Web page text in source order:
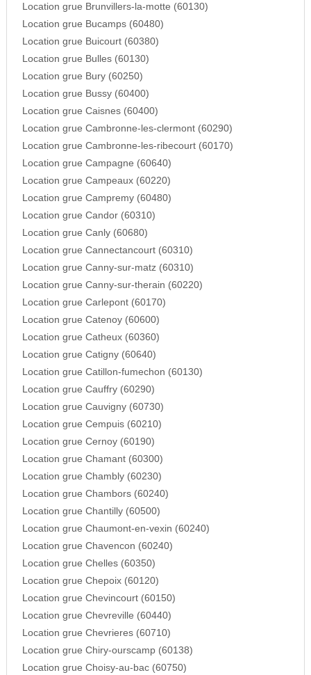
Location grue Brunvillers-la-motte (60130)
Location grue Bucamps (60480)
Location grue Buicourt (60380)
Location grue Bulles (60130)
Location grue Bury (60250)
Location grue Bussy (60400)
Location grue Caisnes (60400)
Location grue Cambronne-les-clermont (60290)
Location grue Cambronne-les-ribecourt (60170)
Location grue Campagne (60640)
Location grue Campeaux (60220)
Location grue Campremy (60480)
Location grue Candor (60310)
Location grue Canly (60680)
Location grue Cannectancourt (60310)
Location grue Canny-sur-matz (60310)
Location grue Canny-sur-therain (60220)
Location grue Carlepont (60170)
Location grue Catenoy (60600)
Location grue Catheux (60360)
Location grue Catigny (60640)
Location grue Catillon-fumechon (60130)
Location grue Cauffry (60290)
Location grue Cauvigny (60730)
Location grue Cempuis (60210)
Location grue Cernoy (60190)
Location grue Chamant (60300)
Location grue Chambly (60230)
Location grue Chambors (60240)
Location grue Chantilly (60500)
Location grue Chaumont-en-vexin (60240)
Location grue Chavencon (60240)
Location grue Chelles (60350)
Location grue Chepoix (60120)
Location grue Chevincourt (60150)
Location grue Chevreville (60440)
Location grue Chevrieres (60710)
Location grue Chiry-ourscamp (60138)
Location grue Choisy-au-bac (60750)